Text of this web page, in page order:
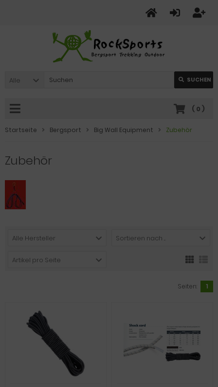
Alle SUCHEN
( 0 )
Startseite Bergsport Big Wall Equipment Zubehör
Zubehör
Alle Hersteller Sortieren nach ...
Artikel pro Seite
Seiten: 1